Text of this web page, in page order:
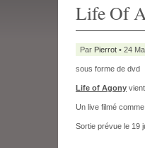
Life Of
Par Pierrot • 24
sous forme de dvd
Life of Agony
Un live filmé
Sortie prévue le 19